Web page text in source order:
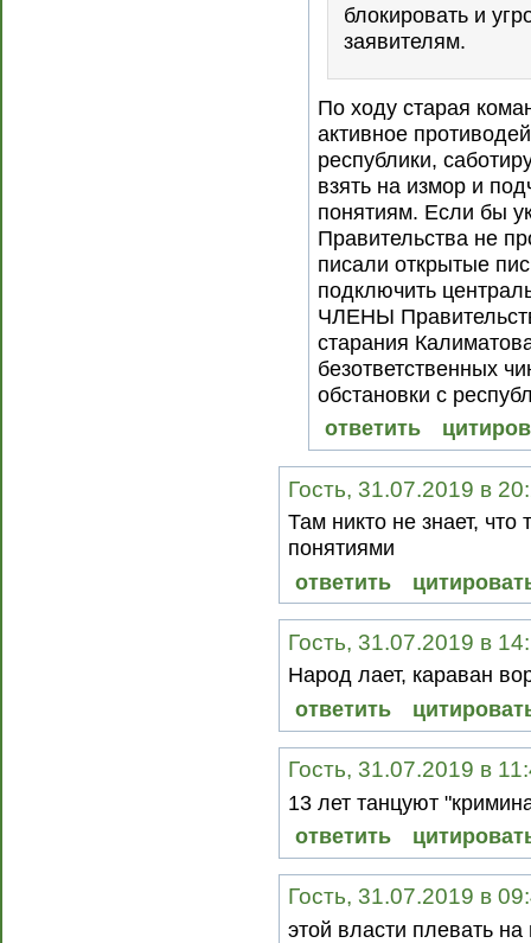
блокировать и
заявителям.
По ходу старая
активное
республики,
взять на измор и
понятиям. Если бы
Правительства не
писали открытые
подключить
ЧЛЕНЫ
старания
безответственных
обстановки с
ответить
Гость, 31.07.2019 в
Там никто не знает, что
понятиями
ответить
Гость, 31.07.2019 в
Народ лает, караван
ответить
Гость, 31.07.2019 в
13 лет танцуют
ответить
Гость, 31.07.2019 в
этой власти плевать